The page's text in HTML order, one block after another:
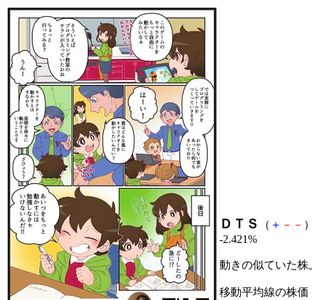
ＤＴＳ （ ＋ － －
-2.421%
動きの似ていた
移動平均線の株価